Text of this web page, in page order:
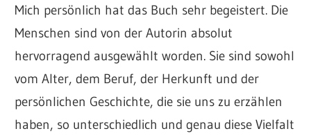
Mich persönlich hat das Buch sehr begeistert. Die
Menschen sind von der Autorin absolut
hervorragend ausgewählt worden. Sie sind sowohl
vom Alter, dem Beruf, der Herkunft und der
persönlichen Geschichte, die sie uns zu erzählen
haben, so unterschiedlich und genau diese Vielfalt